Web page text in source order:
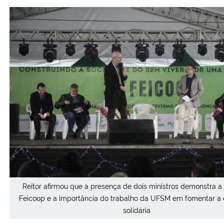
Reitor afirmou que a presença de dois ministros demonstra
Feicoop e a importância do trabalho da UFSM em fomentar a
solidária